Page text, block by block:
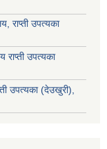
राप्ती उपत्यका
राप्ती उपत्यका
उपत्यका (देउखुरी),